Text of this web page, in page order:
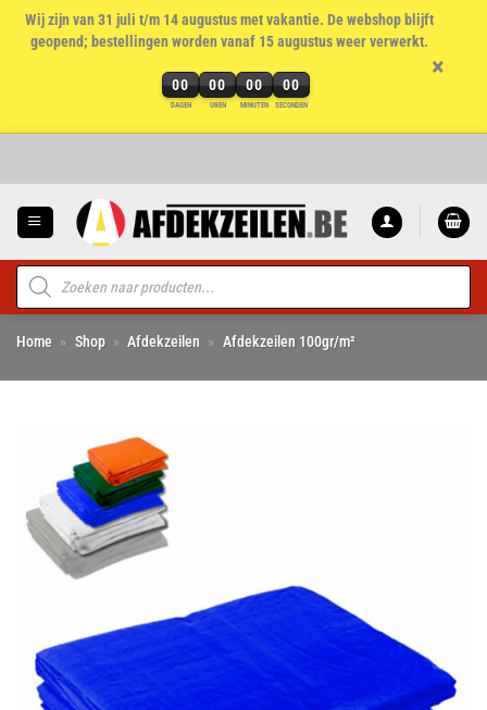
Wij zijn van 31 juli t/m 14 augustus met vakantie. De webshop blijft
geopend; bestellingen worden vanaf 15 augustus weer verwerkt.
00
DAGEN
00
UREN
00
MINUTEN
00
SECONDEN
×
Producten
zoeken
Home » Shop » Afdekzeilen » Afdekzeilen 100gr/m²